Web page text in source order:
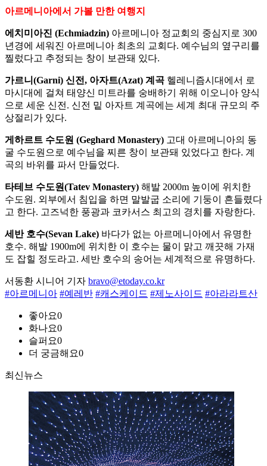
아르메니아에서 가볼 만한 여행지
에치미아진 (Echmiadzin) 아르메니아 정교회의 중심지로 300
년경에 세워진 아르메니아 최초의 교회다. 예수님의 옆구리를
찔렀다고 추정되는 창이 보관돼 있다.
가르니(Garni) 신전, 아자트(Azat) 계곡 헬레니즘시대에서 로
마시대에 걸쳐 태양신 미트라를 숭배하기 위해 이오니아 양식
으로 세운 신전. 신전 밑 아자트 계곡에는 세계 최대 규모의 주
상절리가 있다.
게하르트 수도원 (Geghard Monastery) 고대 아르메니아의 동
굴 수도원으로 예수님을 찌른 창이 보관돼 있었다고 한다. 계
곡의 바위를 파서 만들었다.
타테브 수도원(Tatev Monastery) 해발 2000m 높이에 위치한
수도원. 외부에서 침입을 하면 말발굽 소리에 기둥이 흔들렸다
고 한다. 고즈넉한 풍광과 코카서스 최고의 경치를 자랑한다.
세반 호수(Sevan Lake) 바다가 없는 아르메니아에서 유명한
호수. 해발 1900m에 위치한 이 호수는 물이 맑고 깨끗해 가재
도 잡힐 정도라고. 세반 호수의 송어는 세계적으로 유명하다.
서동환 시니어 기자 bravo@etoday.co.kr
#아르메니아 #예레반 #캐스케이드 #제노사이드 #아라라트산
좋아요0
화나요0
슬퍼요0
더 궁금해요0
최신뉴스